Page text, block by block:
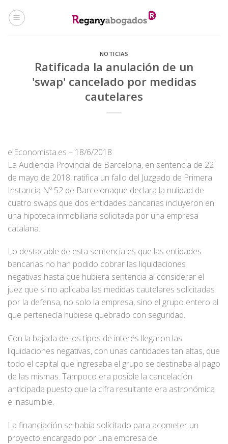
NOTICIAS
Ratificada la anulación de un
'swap' cancelado por medidas
cautelares
elEconomista.es – 18/6/2018
La Audiencia Provincial de Barcelona, en sentencia de 22
de mayo de 2018, ratifica un fallo del Juzgado de Primera
Instancia Nº 52 de Barcelonaque declara la nulidad de
cuatro swaps que dos entidades bancarias incluyeron en
una hipoteca inmobiliaria solicitada por una empresa
catalana.
Lo destacable de esta sentencia es que las entidades
bancarias no han podido cobrar las liquidaciones
negativas hasta que hubiera sentencia al considerar el
juez que si no aplicaba las medidas cautelares solicitadas
por la defensa, no solo la empresa, sino el grupo entero al
que pertenecía hubiese quebrado con seguridad.
Con la bajada de los tipos de interés llegaron las
liquidaciones negativas, con unas cantidades tan altas, que
todo el capital que ingresaba el grupo se destinaba al pago
de las mismas. Tampoco era posible la cancelación
anticipada puesto que la cifra resultante era astronómica
e inasumible.
La financiación se había solicitado para acometer un
proyecto encargado por una empresa de